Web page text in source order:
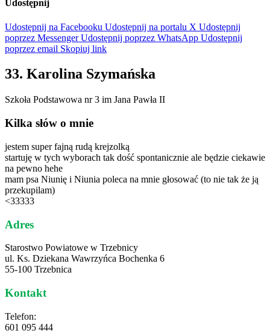
Udostępnij
Udostępnij na Facebooku Udostępnij na portalu X Udostępnij
poprzez Messenger Udostępnij poprzez WhatsApp Udostępnij
poprzez email Skopiuj link
33. Karolina Szymańska
Szkoła Podstawowa nr 3 im Jana Pawła II
Kilka słów o mnie
jestem super fajną rudą krejzolką
startuję w tych wyborach tak dość spontanicznie ale będzie ciekawie
na pewno hehe
mam psa Niunię i Niunia poleca na mnie głosować (to nie tak że ją
przekupilam)
<33333
Adres
Starostwo Powiatowe w Trzebnicy
ul. Ks. Dziekana Wawrzyńca Bochenka 6
55-100 Trzebnica
Kontakt
Telefon:
601 095 444